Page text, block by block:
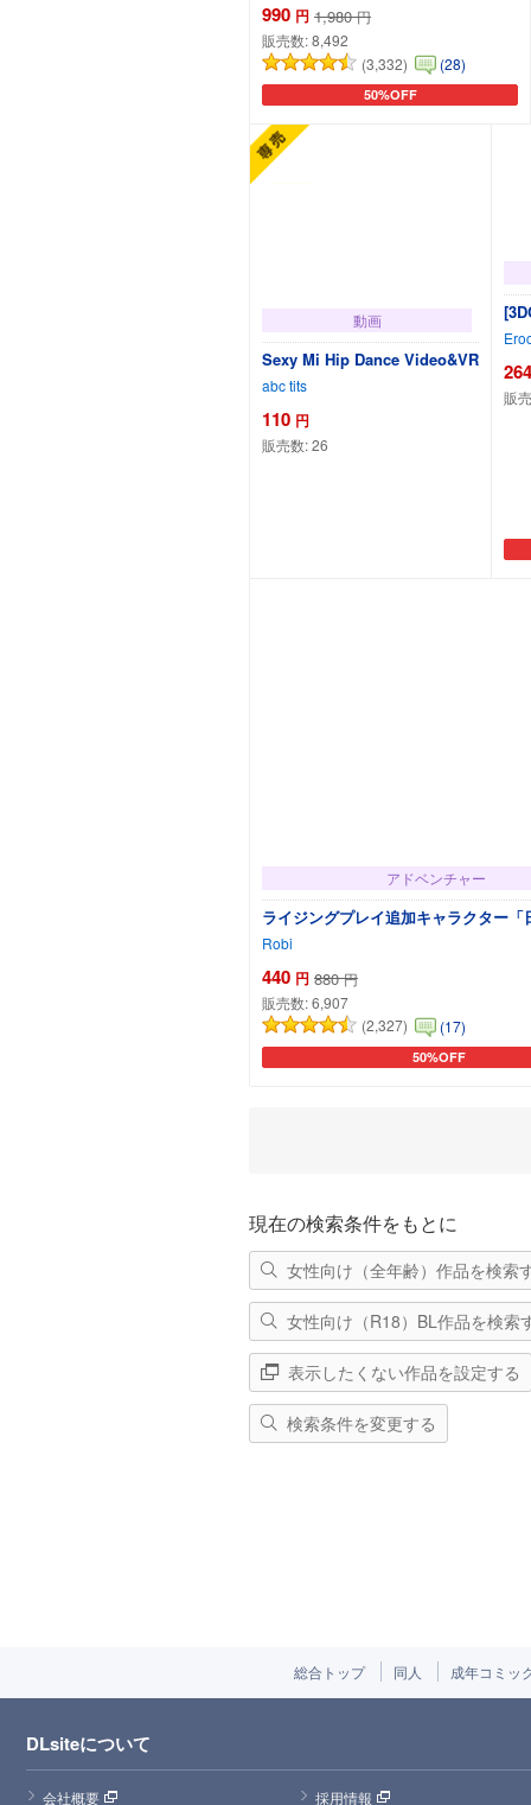
990 円 1,980 円
販売数:8,492
(3,332)
(28)
50%OFF
カートに追加
動画
Sexy Mi Hip Dance Video&VR
abc tits
110 円
販売数:26
264
販
アドベンチャー
ライジングプレイ追加キャラクター「
Robi
440 円 880 円
販売数:6,907
(2,327)
(17)
50%OFF
カートに追加
現在の検索条件をもとに
女性向け（全年齢）作品を検索
女性向け（R18）BL作品を検索
表示したくない作品を設定する
検索条件を変更する
総合トップ 同人 成年コミッ
DLsiteについて
会社概要 採用情報